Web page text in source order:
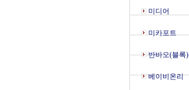
미디어
미카포트
반바오(블록)
베이비온리